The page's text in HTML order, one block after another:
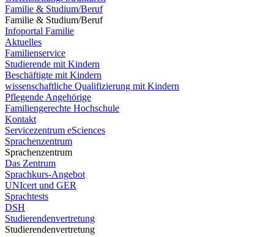
Familie & Studium/Beruf
Familie & Studium/Beruf
Infoportal Familie
Aktuelles
Familienservice
Studierende mit Kindern
Beschäftigte mit Kindern
wissenschaftliche Qualifizierung mit Kindern
Pflegende Angehörige
Familiengerechte Hochschule
Kontakt
Servicezentrum eSciences
Sprachenzentrum
Sprachenzentrum
Das Zentrum
Sprachkurs-Angebot
UNIcert und GER
Sprachtests
DSH
Studierendenvertretung
Studierendenvertretung